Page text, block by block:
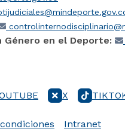
Género en el Deporte:
X
Intranet